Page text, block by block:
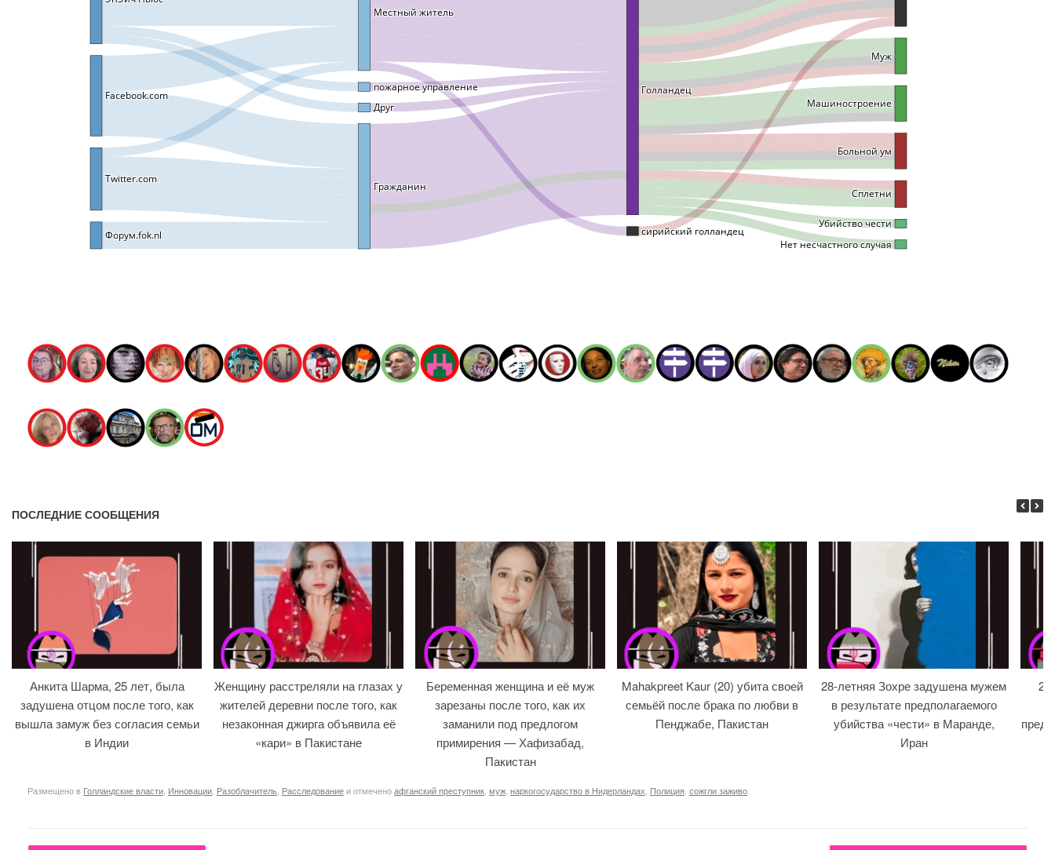
ПОСЛЕДНИЕ СООБЩЕНИЯ
Анкита Шарма, 25 лет, была
задушена отцом после того, как
вышла замуж без согласия семьи
в Индии
Женщину расстреляли на глазах у
жителей деревни после того, как
незаконная джирга объявила её
«кари» в Пакистане
Беременная женщина и её муж
зарезаны после того, как их
заманили под предлогом
примирения — Хафизабад,
Пакистан
Mahakpreet Kaur (20) убита своей
семьёй после брака по любви в
Пенджабе, Пакистан
28-летняя Зохре задушена мужем
в результате предполагаемого
убийства «чести» в Маранде,
Иран
Размещено в Голландские власти Инновации Разоблачитель Расследованиеи отмеченоафганский преступник муж наркогосударство в Нидерландах Полиция сожгли заживо